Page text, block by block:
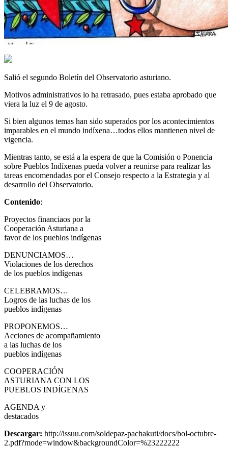
Salió el segundo Boletín del Observatorio asturiano.
Motivos administrativos lo ha retrasado, pues estaba aprobado que
viera la luz el 9 de agosto.
Si bien algunos temas han sido superados por los acontecimientos
imparables en el mundo indíxena…todos ellos mantienen nivel de
vigencia.
Mientras tanto, se está a la espera de que la Comisión o Ponencia
sobre Pueblos Indíxenas pueda volver a reunirse para realizar las
tareas encomendadas por el Consejo respecto a la Estrategia y al
desarrollo del Observatorio.
Contenido:
Proyectos financiaos por la
Cooperación Asturiana a
favor de los pueblos indígenas
DENUNCIAMOS…
Violaciones de los derechos
de los pueblos indígenas
CELEBRAMOS…
Logros de las luchas de los
pueblos indígenas
PROPONEMOS…
Acciones de acompañamiento
a las luchas de los
pueblos indígenas
COOPERACIÓN
ASTURIANA CON LOS
PUEBLOS INDÍGENAS
AGENDA y
destacados
Descargar: http://issuu.com/soldepaz-pachakuti/docs/bol-octubre-
2.pdf?mode=window&backgroundColor=%23222222